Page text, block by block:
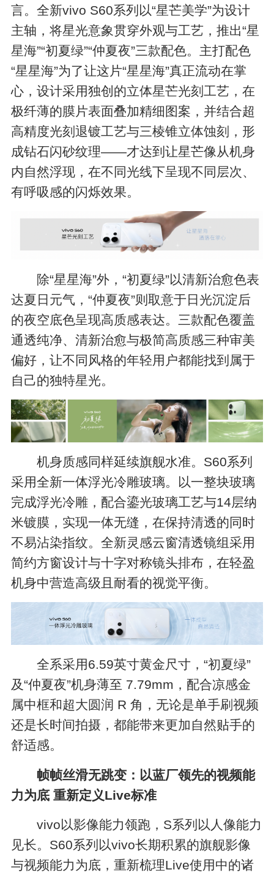
言。全新vivo S60系列以“星芒美学”为设计
主轴，将星光意象贯穿外观与工艺，推出“星
星海”“初夏绿”“仲夏夜”三款配色。主打配色
“星星海”为了让这片“星星海”真正流动在掌
心，设计采用独创的立体星芒光刻工艺，在
极纤薄的膜片表面叠加精细图案，并结合超
高精度光刻退镀工艺与三棱锥立体蚀刻，形
成钻石闪砂纹理——才达到让星芒像从机身
内自然浮现，在不同光线下呈现不同层次、
有呼吸感的闪烁效果。
除“星星海”外，“初夏绿”以清新治愈色表
达夏日元气，“仲夏夜”则取意于日光沉淀后
的夜空底色呈现高质感表达。三款配色覆盖
通透纯净、清新治愈与极简高质感三种审美
偏好，让不同风格的年轻用户都能找到属于
自己的独特星光。
机身质感同样延续旗舰水准。S60系列
采用全新一体浮光冷雕玻璃。以一整块玻璃
完成浮光冷雕，配合鎏光玻璃工艺与14层纳
米镀膜，实现一体无缝，在保持清透的同时
不易沾染指纹。全新灵感云窗清透镜组采用
简约方窗设计与十字对称镜头排布，在轻盈
机身中营造高级且耐看的视觉平衡。
全系采用6.59英寸黄金尺寸，“初夏绿”
及“仲夏夜”机身薄至 7.79mm，配合凉感金
属中框和超大圆润 R 角，无论是单手刷视频
还是长时间拍摄，都能带来更加自然贴手的
舒适感。
帧帧丝滑无跳变：以蓝厂领先的视频能
力为底 重新定义Live标准
vivo以影像能力领跑，S系列以人像能力
见长。S60系列以vivo长期积累的旗舰影像
与视频能力为底，重新梳理Live使用中的诸